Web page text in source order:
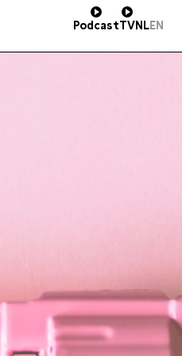
PodcastTVNLEN